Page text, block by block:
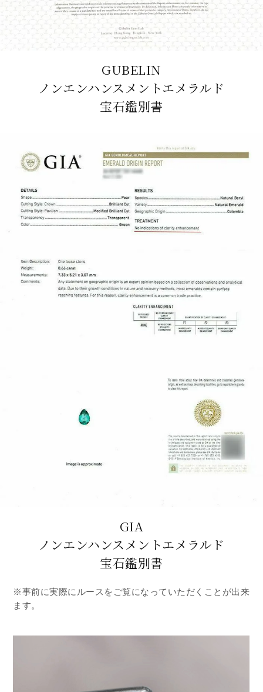
GUBELIN
ノンエンハンスメントエメラルド
宝石鑑別書
GIA
ノンエンハンスメントエメラルド
宝石鑑別書
※事前に実際にルースをご覧になっていただくことが出来
ます。